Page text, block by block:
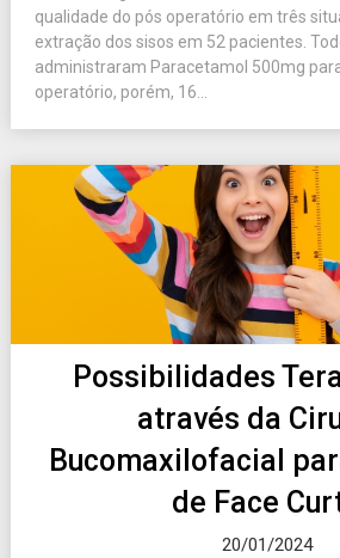
qualidade do pós operatório em três
extração dos sisos em 52 pacientes.
administraram Paracetamol 500mg
operatório, porém, 16...
Possibilidades
através da
Bucomaxilofacial
de Face
20/01/2024